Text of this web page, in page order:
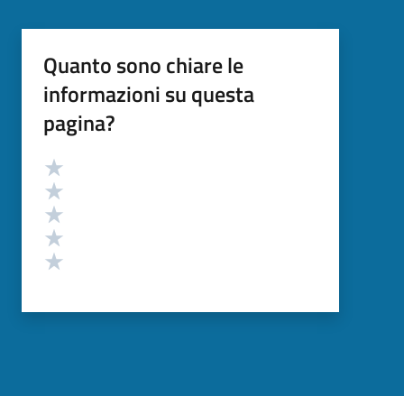
Quanto sono chiare le
informazioni su questa
pagina?
Valutazione